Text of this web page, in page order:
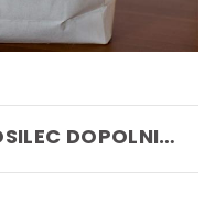
JANEZ JAKOPIČ - NOSILEC DOPOLNILNE DEJAVNOSTI NA KMETIJI